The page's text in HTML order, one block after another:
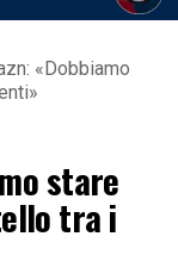
«Dobbiamo
stare
tra i